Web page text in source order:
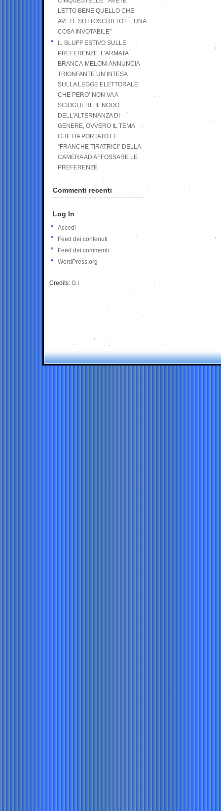
LETTO BENE QUELLO CHE
AVETE SOTTOSCRITTO? È UNA
COSA INVOTABILE”
IL BLUFF ESTIVO SULLE
PREFERENZE. L’ARMATA
BRANCA-MELONI ANNUNCIA
TRIONFANTE UN’INTESA
SULLA LEGGE ELETTORALE
CHE PERO’ NON VA A
SCIOGLIERE IL NODO
DELL’ALTERNANZA DI
GENERE, OVVERO IL TEMA
CHE HA PORTATO LE
“FRANCHE TIRATRICI” DELLA
CAMERA AD AFFOSSARE LE
PREFERENZE
Commenti recenti
Log In
Accedi
Feed dei contenuti
Feed dei commenti
WordPress.org
Credits: G.I